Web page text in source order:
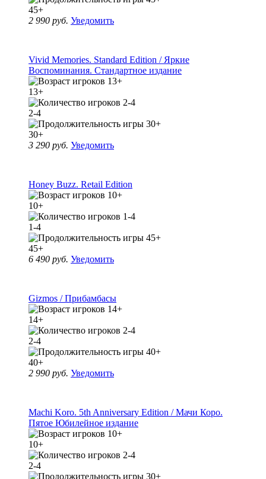
45+
2 990 руб. Уведомить
Vivid Memories. Standard Edition / Яркие
Воспоминания. Стандартное издание
13+
2-4
30+
3 290 руб. Уведомить
Honey Buzz. Retail Edition
10+
1-4
45+
6 490 руб. Уведомить
Gizmos / Прибамбасы
14+
2-4
40+
2 990 руб. Уведомить
Machi Koro. 5th Anniversary Edition / Мачи Коро.
Пятое Юбилейное издание
10+
2-4